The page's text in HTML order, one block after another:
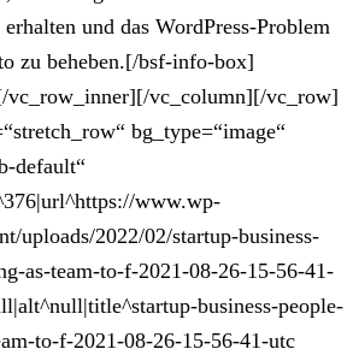
und das WordPress-Problem
zu beheben.[/bsf-info-box]
vc_row_inner][/vc_column][/vc_row]
bg_type=“image“
default“
www.wp-
uploads/2022/02/startup-business-
as-team-to-f-2021-08-26-15-56-41-
business-people-
to-f-2021-08-26-15-56-41-utc